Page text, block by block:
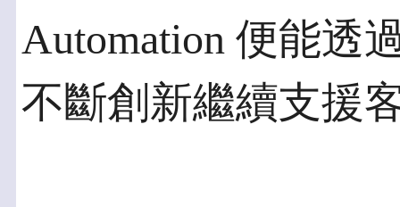
Automation 便能透
不斷創新繼續支援